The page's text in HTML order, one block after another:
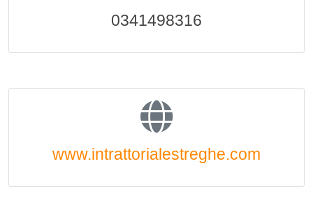
0341498316
www.intrattorialestreghe.com